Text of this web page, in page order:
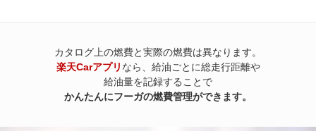
カタログ上の燃費と実際の燃費は異なります。
楽天Carアプリ なら、給油ごとに総走行距離や
給油量を記録することで
かんたんにフーガの燃費管理ができます。